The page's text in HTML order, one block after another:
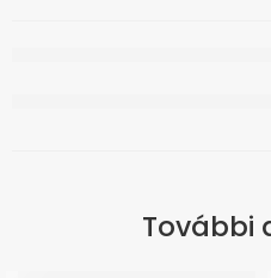
További